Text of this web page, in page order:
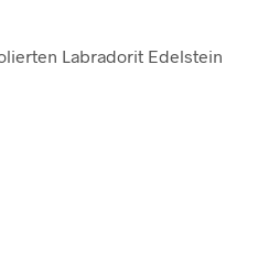
Labradorit Edelstein